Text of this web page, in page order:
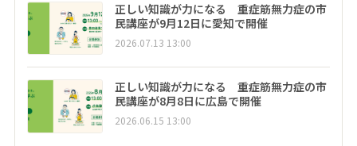
正しい知識が力になる 重症筋無力症の市
民講座が9月12日に愛知で開催
2026.07.13 13:00
正しい知識が力になる 重症筋無力症の市
民講座が8月8日に広島で開催
2026.06.15 13:00